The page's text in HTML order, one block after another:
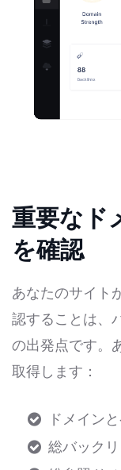
重要なド
を確認
あなたのサイト
認することは、
の出発点です。
取得します：
ドメイン
総バック